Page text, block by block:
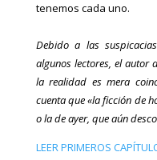
tenemos cada uno.
Debido a las
algunos lectores, el autor
la realidad es mera
cuenta que «la ficción de
o la de ayer, que aún
LEER PRIMEROS